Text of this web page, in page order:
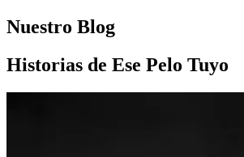
Nuestro Blog
Historias de Ese Pelo Tuyo